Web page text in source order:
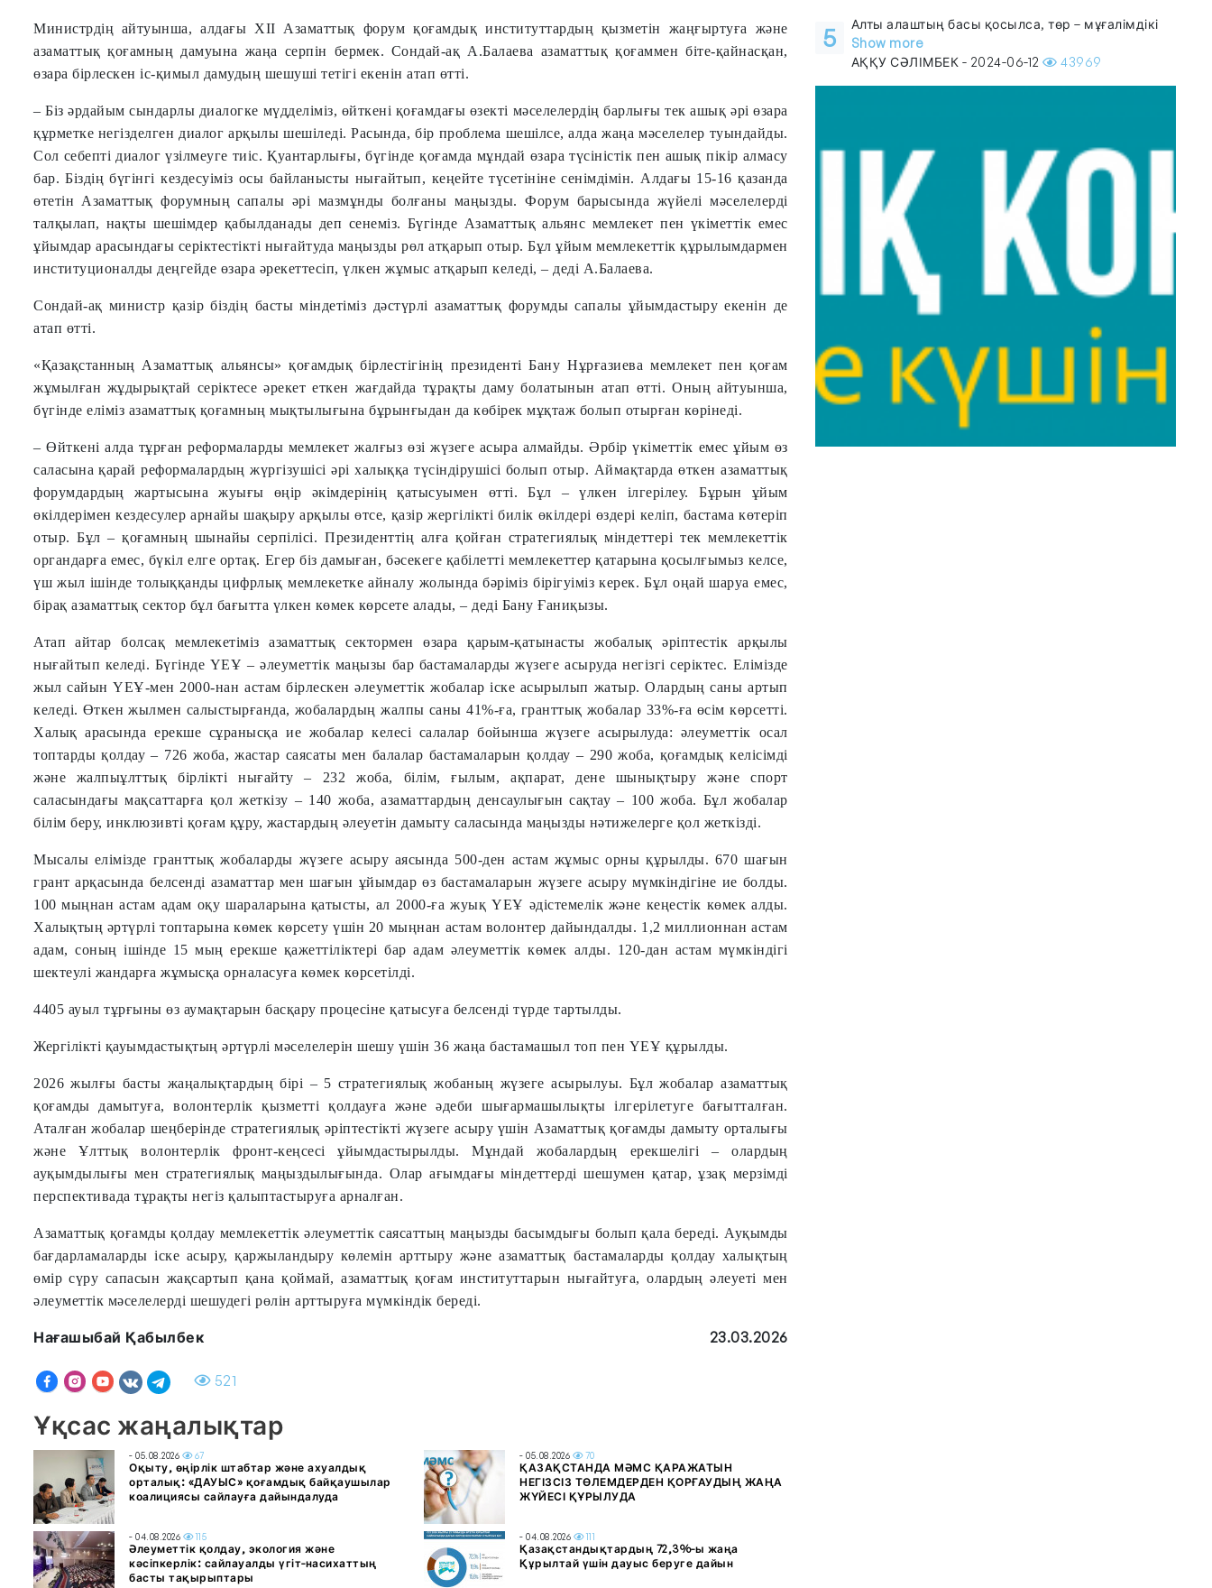
Министрдің айтуынша, алдағы ХІІ Азаматтық форум қоғамдық институттардың қызметін жаңғыртуға және
азаматтық қоғамның дамуы­на жаңа серпін бермек. Сондай-ақ А.Балаева азаматтық қоғаммен біте-қайнасқан,
өзара бірлескен іс-қимыл дамудың шешуші тетігі екенін атап өтті.
– Біз әрдайым сындарлы диалогке мүдделіміз, өйткені қоғамдағы өзекті мәселелердің барлығы тек ашық әрі өзара
құрметке негізделген диалог арқылы шешіледі. Расында, бір проблема шешілсе, алда жаңа мәселелер туындайды.
Сол себепті диалог үзілмеуге тиіс. Қуантарлығы, бүгінде қоғамда мұндай өзара түсіністік пен ашық пікір алмасу
бар. Біздің бүгінгі кездесуіміз осы байланысты нығайтып, кеңейте түсетініне сенімдімін. Алдағы 15-16 қазанда
өтетін Азаматтық форумның сапалы әрі мазмұнды болғаны маңызды. Форум барысында жүйелі мәселелерді
талқылап, нақты шешімдер қабылданады деп сенеміз. Бүгінде Азаматтық альянс мемлекет пен үкіметтік емес
ұйымдар арасындағы серіктестікті нығайтуда маңызды рөл атқарып отыр. Бұл ұйым мемлекеттік құры­лымдармен
институционалды деңгейде өзара әрекеттесіп, үлкен жұмыс атқарып келеді, – деді А.Балаева.
Сондай-ақ министр қазір біздің басты міндетіміз дәстүрлі азаматтық форумды сапалы ұйымдастыру екенін де
атап өтті.
«Қазақстанның Азаматтық альянсы» қоғамдық бірлестігінің президенті Бану Нұрғазиева мемлекет пен қоғам
жұмылған жұдырықтай серіктесе әрекет еткен жағдайда тұрақты даму болатынын атап өтті. Оның айтуынша,
бүгінде еліміз азаматтық қоғамның мықтылығына бұрынғыдан да көбірек мұқтаж болып отырған көрінеді.
– Өйткені алда тұрған реформаларды мемлекет жалғыз өзі жүзеге асыра алмайды. Әрбір үкіметтік емес ұйым өз
саласына қарай реформалардың жүргізушісі әрі халыққа түсіндірушісі болып отыр. Аймақтарда өткен азаматтық
форумдардың жартысына жуығы өңір әкімдерінің қатысуымен өтті. Бұл – үлкен ілгерілеу. Бұрын ұйым
өкілдерімен кездесулер арнайы шақыру арқылы өтсе, қазір жергілікті билік өкілдері өздері келіп, бастама көтеріп
отыр. Бұл – қоғамның шынайы серпілісі. Президенттің алға қойған стратегиялық міндеттері тек мемлекеттік
органдарға емес, бүкіл елге ортақ. Егер біз дамыған, бәсекеге қабілетті мемлекеттер қатарына қосылғымыз келсе,
үш жыл ішінде толыққанды цифрлық мемлекетке айналу жолында бәріміз бірігуіміз керек. Бұл оңай шаруа емес,
бірақ азаматтық сектор бұл бағытта үлкен көмек көрсете алады, – деді Бану Ғаниқызы.
Атап айтар болсақ мемлекетіміз азаматтық сектормен өзара қарым-қатынасты жобалық әріптестік арқылы
нығайтып келеді. Бүгінде ҮЕҰ – әлеуметтік маңызы бар бастамаларды жүзеге асыруда негізгі серіктес. Елімізде
жыл сайын ҮЕҰ-мен 2000-нан астам бірлескен әлеуметтік жобалар іске асырылып жатыр. Олардың саны артып
келеді. Өткен жылмен салыстырғанда, жобалардың жалпы саны 41%-ға, гранттық жобалар 33%-ға өсім көрсетті.
Халық арасында ерекше сұранысқа ие жобалар келесі салалар бойынша жүзеге асырылуда: әлеуметтік осал
топтарды қолдау – 726 жоба, жастар саясаты мен балалар бастамаларын қолдау – 290 жоба, қоғамдық келісімді
және жалпыұлттық бірлікті нығайту – 232 жоба, білім, ғылым, ақпарат, дене шынықтыру және спорт
саласындағы мақсаттарға қол жеткізу – 140 жоба, азаматтардың денсаулығын сақтау – 100 жоба. Бұл жобалар
білім беру, инклюзивті қоғам құру, жастардың әлеуетін дамыту саласында маңызды нәтижелерге қол жеткізді.
Мысалы елімізде гранттық жобаларды жүзеге асыру аясында 500-ден астам жұмыс орны құрылды. 670 шағын
грант арқасында белсенді азаматтар мен шағын ұйымдар өз бастамаларын жүзеге асыру мүмкіндігіне ие болды.
100 мыңнан астам адам оқу шараларына қатысты, ал 2000-ға жуық ҮЕҰ әдістемелік және кеңестік көмек алды.
Халықтың әртүрлі топтарына көмек көрсету үшін 20 мыңнан астам волонтер дайындалды. 1,2 миллионнан астам
адам, соның ішінде 15 мың ерекше қажеттіліктері бар адам әлеуметтік көмек алды. 120-дан астам мүмкіндігі
шектеулі жандарға жұмысқа орналасуға көмек көрсетілді.
4405 ауыл тұрғыны өз аумақтарын басқару процесіне қатысуға белсенді түрде тартылды.
Жергілікті қауымдастықтың әртүрлі мәселелерін шешу үшін 36 жаңа бастамашыл топ пен ҮЕҰ құрылды.
2026 жылғы басты жаңалықтардың бірі – 5 стратегиялық жобаның жүзеге асырылуы. Бұл жобалар азаматтық
қоғамды дамытуға, волонтерлік қызметті қолдауға және әдеби шығармашылықты ілгерілетуге бағытталған.
Аталған жобалар шеңберінде стратегиялық әріптестікті жүзеге асыру үшін Азаматтық қоғамды дамыту орталығы
және Ұлттық волонтерлік фронт-кеңсесі ұйымдастырылды.
Мұндай жобалардың ерекшелігі – олардың
ауқымдылығы мен стратегиялық маңыздылығында. Олар ағымдағы міндеттерді шешумен қатар, ұзақ мерзімді
перспективада тұрақты негіз қалыптастыруға арналған.
Азаматтық қоғамды қолдау мемлекеттік әлеуметтік саясаттың маңызды басымдығы болып қала береді. Ауқымды
бағдарламаларды іске асыру, қаржыландыру көлемін арттыру және азаматтық бастамаларды қолдау халықтың
өмір сүру сапасын жақсартып қана қоймай, азаматтық қоғам институттарын нығайтуға, олардың әлеуеті мен
әлеуметтік мәселелерді шешудегі рөлін арттыруға мүмкіндік береді.
Нағашыбай Қабылбек 23.03.2026
521
Ұқсас жаңалықтар
- 05.08.2026 67
Оқыту, өңірлік штабтар және ахуалдық
орталық: «ДАУЫС» қоғамдық байқаушылар
коалициясы сайлауға дайындалуда
- 05.08.2026 70
ҚАЗАҚСТАНДА МӘМС ҚАРАЖАТЫН
НЕГІЗСІЗ ТӨЛЕМДЕРДЕН ҚОРҒАУДЫҢ ЖАҢА
ЖҮЙЕСІ ҚҰРЫЛУДА
- 04.08.2026 115
Әлеуметтік қолдау, экология және
кәсіпкерлік: сайлауалды үгіт-насихаттың
басты тақырыптары
- 04.08.2026 111
Қазақстандықтардың 72,3%-ы жаңа
Құрылтай үшін дауыс беруге дайын
5
Алты алаштың басы қосылса, төр – мұғалімдікі
Show more
АҚҚУ СӘЛІМБЕК - 2024-06-12
43969